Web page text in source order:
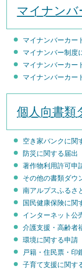
マイナンバ
マイナンバーカー
マイナンバー制度
マイナンバーカー
マイナンバーカー
個人向書類
空き家バンクに関
防災に関する届出
著作物利用許可申
その他の書類ダウ
南アルプスふるさ
国民健康保険に関
インターネット公
介護支援・高齢者
環境に関する申請
戸籍・住民票・印
子育て支援に関す